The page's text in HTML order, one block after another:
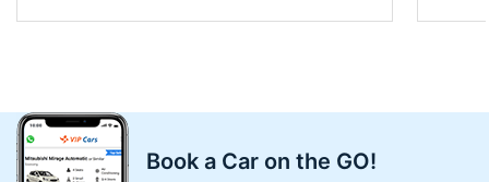
Book a Car on the GO!